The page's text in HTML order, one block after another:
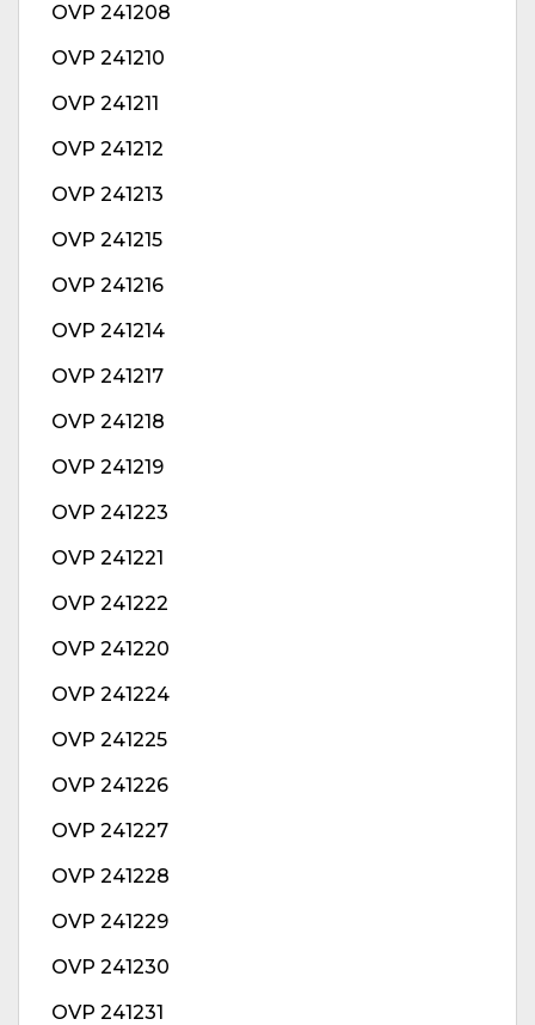
OVP 241208
OVP 241210
OVP 241211
OVP 241212
OVP 241213
OVP 241215
OVP 241216
OVP 241214
OVP 241217
OVP 241218
OVP 241219
OVP 241223
OVP 241221
OVP 241222
OVP 241220
OVP 241224
OVP 241225
OVP 241226
OVP 241227
OVP 241228
OVP 241229
OVP 241230
OVP 241231